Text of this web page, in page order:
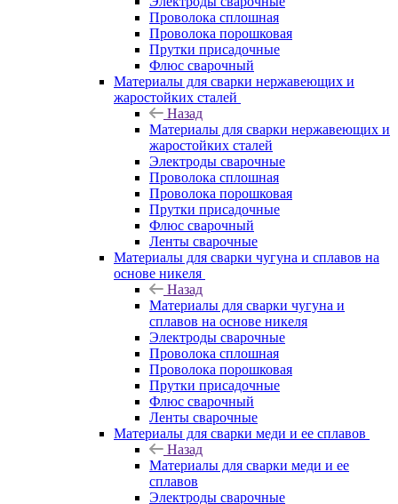
Проволока сплошная
Проволока порошковая
Прутки присадочные
Флюс сварочный
Материалы для сварки нержавеющих и
жаростойких сталей
Назад
Материалы для сварки нержавеющих и
жаростойких сталей
Электроды сварочные
Проволока сплошная
Проволока порошковая
Прутки присадочные
Флюс сварочный
Ленты сварочные
Материалы для сварки чугуна и сплавов на
основе никеля
Назад
Материалы для сварки чугуна и
сплавов на основе никеля
Электроды сварочные
Проволока сплошная
Проволока порошковая
Прутки присадочные
Флюс сварочный
Ленты сварочные
Материалы для сварки меди и ее сплавов
Назад
Материалы для сварки меди и ее
сплавов
Электроды сварочные